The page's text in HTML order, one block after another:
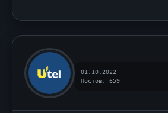
01.10.2022
Постов: 659